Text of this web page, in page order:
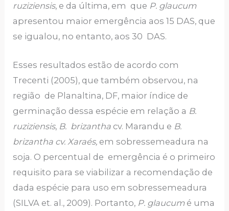
ruziziensis, e da última, em que P. glaucum
apresentou maior emergência aos 15 DAS, que
se igualou, no entanto, aos 30 DAS.
Esses resultados estão de acordo com
Trecenti (2005), que também observou, na
região de Planaltina, DF, maior índice de
germinação dessa espécie em relação a B.
ruziziensis, B. brizantha cv. Marandu e B.
brizantha cv. Xaraés, em sobressemeadura na
soja. O percentual de emergência é o primeiro
requisito para se viabilizar a recomendação de
dada espécie para uso em sobressemeadura
(SILVA et. al., 2009). Portanto, P. glaucum é uma